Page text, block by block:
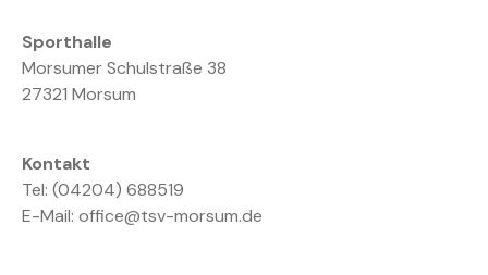
Sporthalle
Morsumer Schulstraße 38
27321 Morsum
Kontakt
Tel: (04204) 688519
E-Mail: office@tsv-morsum.de